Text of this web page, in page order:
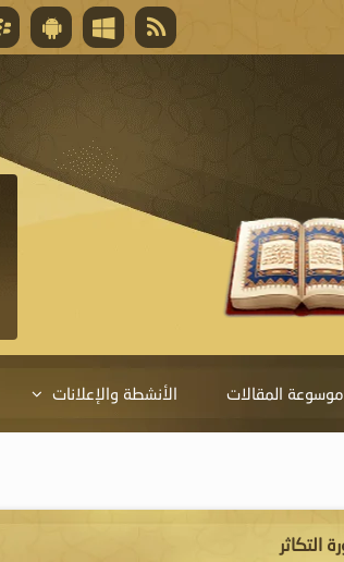
قال تعالى
المغفرة لأنها أغلى جائزة، وهي مفتاح باب العطايا التي
موسوعة المقالات الأنشطة والإعلانات